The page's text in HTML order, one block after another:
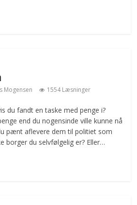
Mogensen 1554 Læsninger
du fandt en taske med penge i?
end du nogensinde ville kunne nå
pænt aflevere dem til politiet som
borger du selvfølgelig er? Eller…